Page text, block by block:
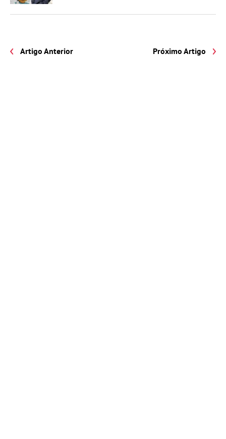
Artigo Anterior Próximo Artigo